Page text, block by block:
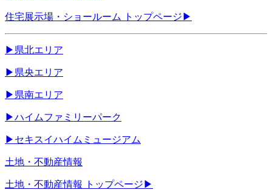
住宅展示場・ショールーム トップページ ▶
▶ 県北エリア
▶ 県央エリア
▶ 県南エリア
▶ハイムファミリーパーク
▶ セキスイハイムミュージアム
土地・不動産情報
土地・不動産情報 トップページ ▶